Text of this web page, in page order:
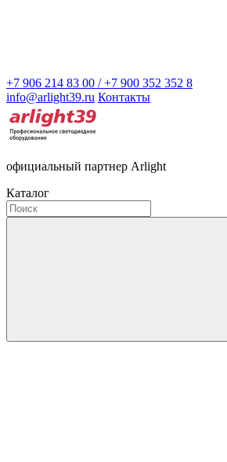
+7 906 214 83 00 / +7 900 352 352 8
info@arlight39.ru Контакты
официальный партнер Arlight
Каталог